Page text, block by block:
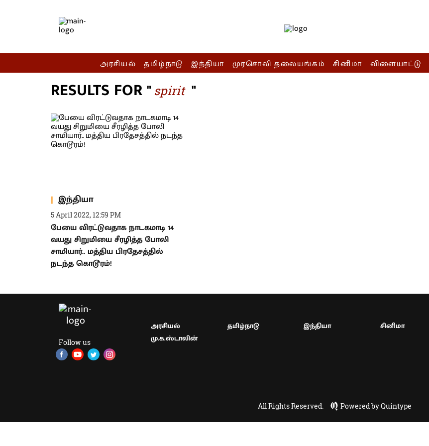
அரசியல் தமிழ்நாடு இந்தியா முரசொலி தலையங்கம் சினிமா விளையாட்டு
RESULTS FOR " spirit "
இந்தியா
5 April 2022, 12:59 PM
பேயை விரட்டுவதாக நாடகமாடி 14
வயது சிறுமியை சீரழித்த போலி
சாமியார்.. மத்திய பிரதேசத்தில்
நடந்த கொடூரம்!
Follow us
அரசியல் தமிழ்நாடு இந்தியா சினிமா
மு.க.ஸ்டாலின்
All Rights Reserved. Powered by Quintype